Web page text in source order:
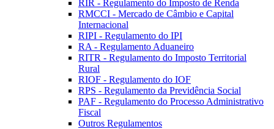
RIR - Regulamento do Imposto de Renda
RMCCI - Mercado de Câmbio e Capital
Internacional
RIPI - Regulamento do IPI
RA - Regulamento Aduaneiro
RITR - Regulamento do Imposto Territorial
Rural
RIOF - Regulamento do IOF
RPS - Regulamento da Previdência Social
PAF - Regulamento do Processo Administrativo
Fiscal
Outros Regulamentos